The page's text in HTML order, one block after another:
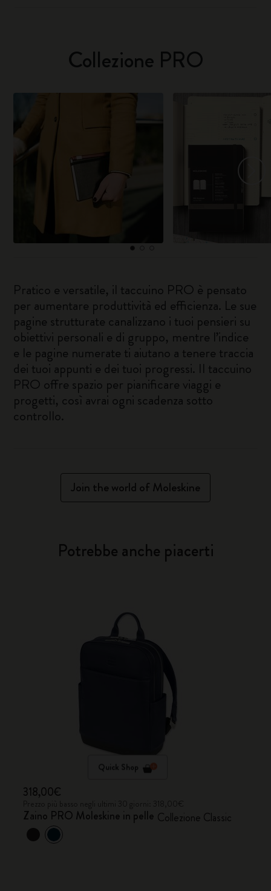
Collezione PRO
Pratico e versatile, il taccuino PRO è pensato
per aumentare produttività ed efficienza. Le sue
pagine strutturate canalizzano i tuoi pensieri su
obiettivi personali e di gruppo, mentre l’indice
e le pagine numerate ti aiutano a tenere traccia
dei tuoi appunti e dei tuoi progressi. Il taccuino
PRO offre spazio per pianificare viaggi e
progetti, così avrai ogni scadenza sotto
controllo.
Join the world of Moleskine
Potrebbe anche piacerti
Quick Shop
318,00€
Zaino PRO Moleskine in pelle Collezione Classic